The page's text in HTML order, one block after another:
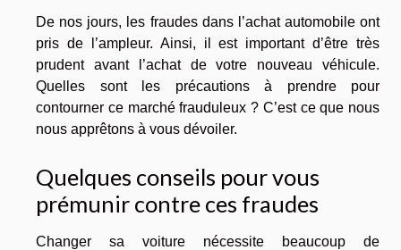
De nos jours, les fraudes dans l’achat automobile ont
pris de l’ampleur. Ainsi, il est important d’être très
prudent avant l’achat de votre nouveau véhicule.
Quelles sont les précautions à prendre pour
contourner ce marché frauduleux ? C’est ce que nous
nous apprêtons à vous dévoiler.
Quelques conseils pour vous
prémunir contre ces fraudes
Changer sa voiture nécessite beaucoup de